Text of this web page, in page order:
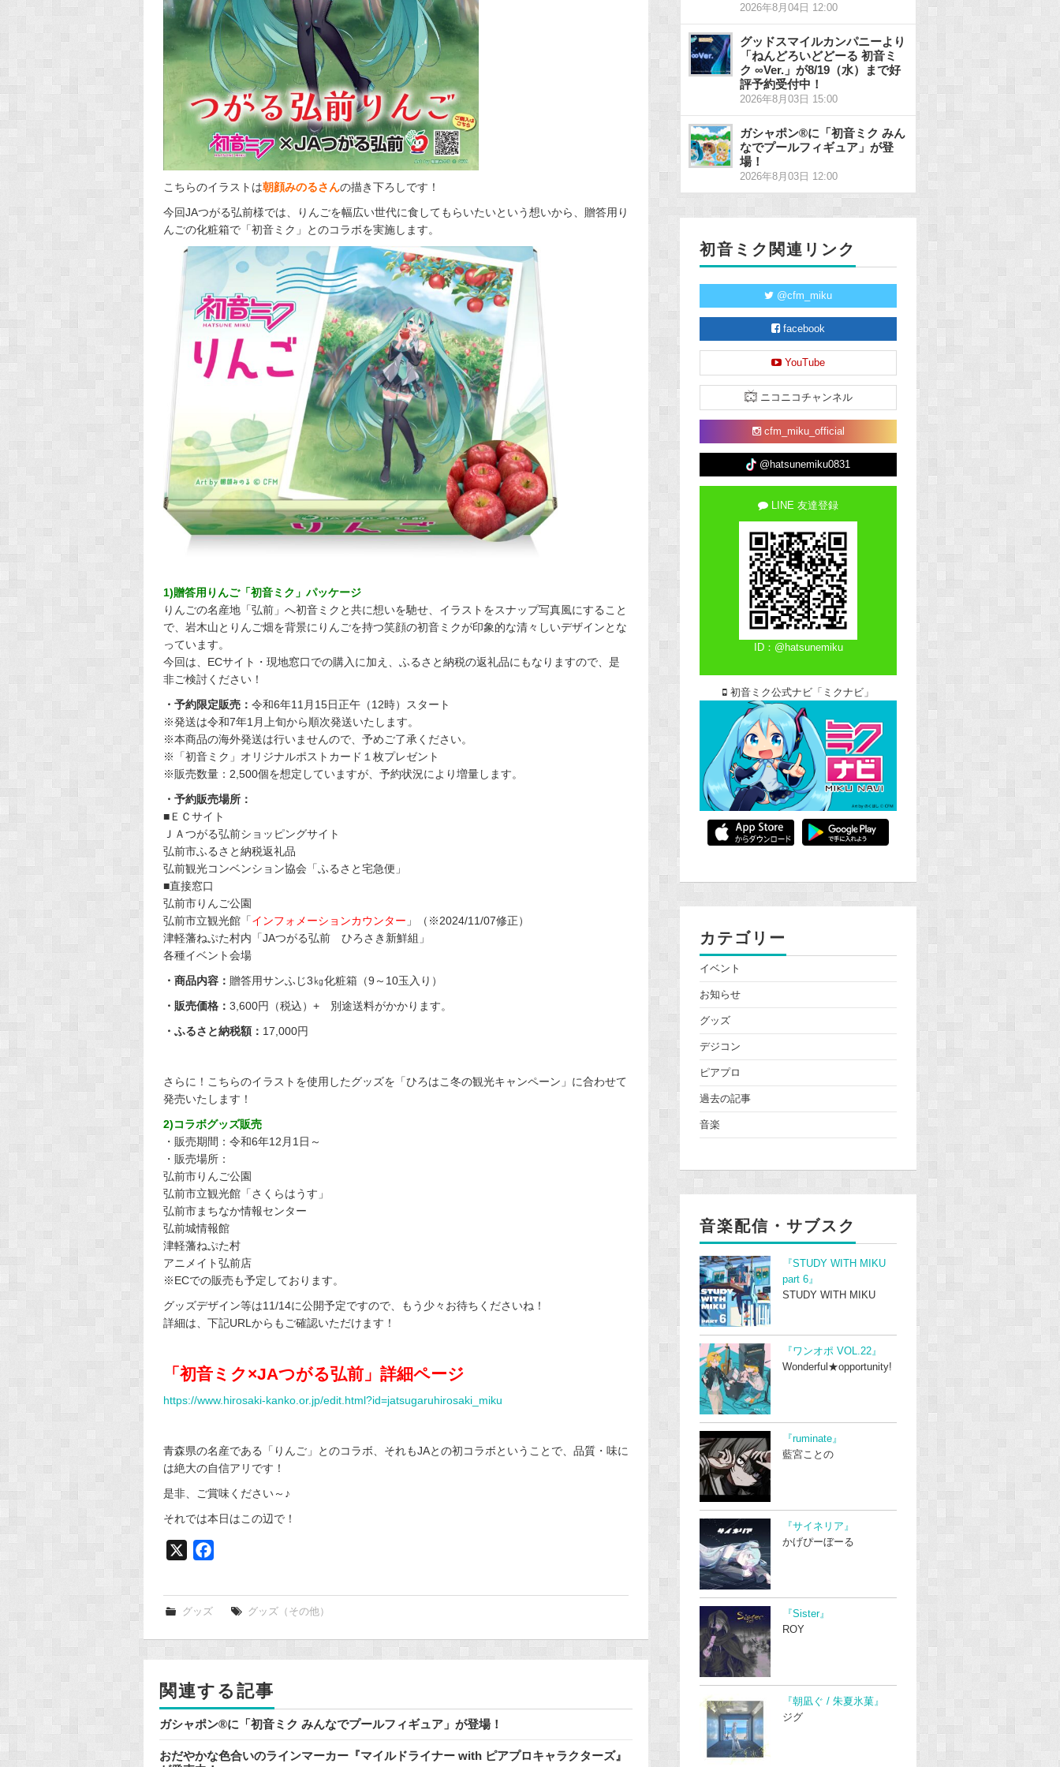
こちらのイラストは朝顔みのるさんの描き下ろしです！
今回JAつがる弘前様では、りんごを幅広い世代に食してもらいたいという想いから、贈答用り
んごの化粧箱で「初音ミク」とのコラボを実施します。
1)贈答用りんご「初音ミク」パッケージ
りんごの名産地「弘前」へ初音ミクと共に想いを馳せ、イラストをスナップ写真風にすること
で、岩木山とりんご畑を背景にりんごを持つ笑顔の初音ミクが印象的な清々しいデザインとな
っています。
今回は、ECサイト・現地窓口での購入に加え、ふるさと納税の返礼品にもなりますので、是
非ご検討ください！
・予約限定販売： 令和6年11月15日正午（12時）スタート
※発送は令和7年1月上旬から順次発送いたします。
※本商品の海外発送は行いませんので、予めご了承ください。
※「初音ミク」オリジナルポストカード１枚プレゼント
※販売数量：2,500個を想定していますが、予約状況により増量します。
・予約販売場所：
■ＥＣサイト
ＪＡつがる弘前ショッピングサイト
弘前市ふるさと納税返礼品
弘前観光コンベンション協会「ふるさと宅急便」
■直接窓口
弘前市りんご公園
弘前市立観光館 「インフォメーションカウンター 」
（※2024/11/07修正）
津軽藩ねぷた村内「JAつがる弘前 ひろさき新鮮組」
各種イベント会場
・商品内容： 贈答用サンふじ3㎏化粧箱（9～10玉入り）
・販売価格： 3,600円（税込）+ 別途送料がかかります。
・ふるさと納税額： 17,000円
さらに！こちらのイラストを使用したグッズを「ひろはこ冬の観光キャンペーン」に合わせて
発売いたします！
2)コラボグッズ販売
・販売期間：令和6年12月1日～
・販売場所：
弘前市りんご公園
弘前市立観光館「さくらはうす」
弘前市まちなか情報センター
弘前城情報館
津軽藩ねぷた村
アニメイト弘前店
※ECでの販売も予定しております。
グッズデザイン等は11/14に公開予定ですので、もう少々お待ちくださいね！
詳細は、下記URLからもご確認いただけます！
「初音ミク×JAつがる弘前」詳細ページ
https://www.hirosaki-kanko.or.jp/edit.html?id=jatsugaruhirosaki_miku
青森県の名産である「りんご」とのコラボ、それもJAとの初コラボということで、品質・味に
は絶大の自信アリです！
是非、ご賞味ください～♪
それでは本日はこの辺で！
k
グッズ グッズ（その他）
関連する記事
ガシャポン®に「初音ミク みんなでプールフィギュア」が登場！
おだやかな色合いのラインマーカー『マイルドライナー with ピアプロキャラクターズ』
2026年8月04日 12:00
グッドスマイルカンパニーより
「ねんどろいどどーる 初音ミ
ク ∞Ver.」が8/19（水）まで好
評予約受付中！
2026年8月03日 15:00
ガシャポン®に「初音ミク みん
なでプールフィギュア」が登
場！
2026年8月03日 12:00
初音ミク関連リンク
@cfm_miku
facebook
YouTube
ニコニコチャンネル
cfm_miku_official
@hatsunemiku0831
LINE 友達登録
ID：@hatsunemiku
初音ミク公式ナビ「ミクナビ」
カテゴリー
イベント
お知らせ
グッズ
デジコン
ピアプロ
過去の記事
音楽
音楽配信・サブスク
『STUDY WITH MIKU
part 6』
STUDY WITH MIKU
『ワンオポ VOL.22』
Wonderful★opportunity!
『ruminate』
藍宮ことの
『サイネリア』
かげぴーぼーる
『Sister』
ROY
『朝凪ぐ / 朱夏氷菓』
ジグ